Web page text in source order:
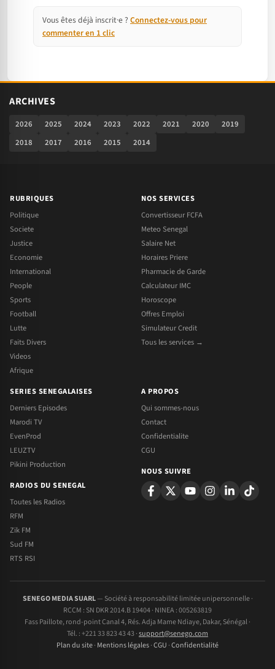
Vous êtes déjà inscrit·e ? Connectez-vous pour
commenter en 1 clic
ARCHIVES
2026 2025 2024 2023 2022 2021 2020
2019
2018
2017 2016 2015 2014
RUBRIQUES
Politique
Societe
Justice
Economie
International
People
Sports
Football
Lutte
Faits Divers
Videos
Afrique
NOS SERVICES
Convertisseur FCFA
Meteo Senegal
Salaire Net
Horaires Priere
Pharmacie de Garde
Calculateur IMC
Horoscope
Offres Emploi
Simulateur Credit
Tous les services →
SERIES SENEGALAISES
Derniers Episodes
Marodi TV
EvenProd
LEUZTV
Pikini Production
RADIOS DU SENEGAL
Toutes les Radios
RFM
Zik FM
Sud FM
RTS RSI
A PROPOS
Qui sommes-nous
Contact
Confidentialite
CGU
NOUS SUIVRE
SENEGO MEDIA SUARL— Société à responsabilité limitée unipersonnelle ·
RCCM : SN DKR 2014.B 19404 · NINEA : 005263819
Fass Paillote, rond-point Canal 4, Rés. Adja Mame Ndiaye, Dakar, Sénégal ·
Tél. : +221 33 823 43 43 ·support@senego.com
Plan du site· Mentions légales·CGU ·Confidentialité